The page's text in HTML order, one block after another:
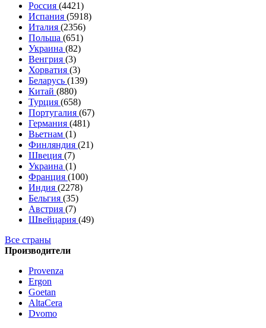
Россия (4421)
Испания (5918)
Италия (2356)
Польша (651)
Украина (82)
Венгрия (3)
Хорватия (3)
Беларусь (139)
Китай (880)
Турция (658)
Португалия (67)
Германия (481)
Вьетнам (1)
Финляндия (21)
Швеция (7)
Украина (1)
Франция (100)
Индия (2278)
Бельгия (35)
Австрия (7)
Швейцария (49)
Все страны
Производители
Provenza
Ergon
Goetan
AltaСera
Dvomo